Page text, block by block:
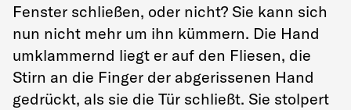
Fenster schließen, oder nicht? Sie kann sich
nun nicht mehr um ihn kümmern. Die Hand
umklammernd liegt er auf den Fliesen, die
Stirn an die Finger der abgerissenen Hand
gedrückt, als sie die Tür schließt. Sie stolpert